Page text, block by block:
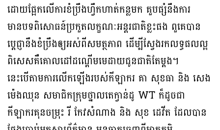
ដោយផ្អែកលើការខំប្រឹងហ្វឹកហាត់កន្លមក គួបផ្សំនឹងការ
មានបទពិសោធន៍ប្រកួតលក្ខណៈអន្ដរជាតិខ្លះផង ពួគេបាន
ប្ដេជ្ញានឹងខំប្រឹងឲ្យអស់ពីសមត្ថភាព ដើម្បីស្វែងរកលទ្ធផលល្អ
ពិសេសគឺគោលដៅដណ្ដើមមេដាយជូនជាតិតែម្ដង។
នេះបើតាមការលើកឡើងរបស់កីឡាករ គា សុខធា និង សេង
ម៉េងឈុន សមាជិកក្រុមថ្នាលតេក្វាន់ដូ WT ក៏ដូចជា
កីឡាករគុនចម្រុះ រី កែវសំណាង និង សុខ ដេវីត ដែលបាន